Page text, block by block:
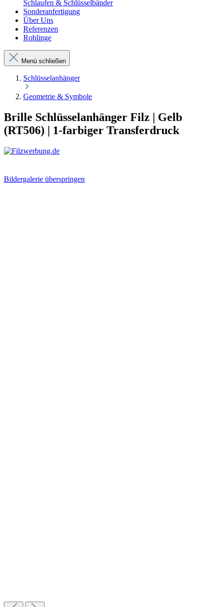
Schlaufen & Schlüsselbänder
Sonderanfertigung
Über Uns
Referenzen
Rohlinge
Menü schließen
Schlüsselanhänger
Geometrie & Symbole
Brille Schlüsselanhänger Filz | Gelb
(RT506) | 1-farbiger Transferdruck
Bildergalerie überspringen